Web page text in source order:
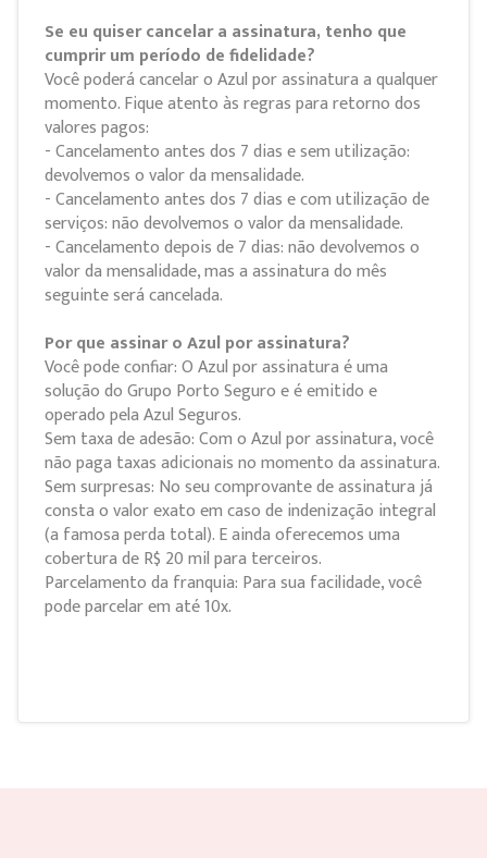
Se eu quiser cancelar a assinatura, tenho que
cumprir um período de fidelidade?
Você poderá cancelar o Azul por assinatura a qualquer
momento. Fique atento às regras para retorno dos
valores pagos:
- Cancelamento antes dos 7 dias e sem utilização:
devolvemos o valor da mensalidade.
- Cancelamento antes dos 7 dias e com utilização de
serviços: não devolvemos o valor da mensalidade.
- Cancelamento depois de 7 dias: não devolvemos o
valor da mensalidade, mas a assinatura do mês
seguinte será cancelada.
Por que assinar o Azul por assinatura?
Você pode confiar: O Azul por assinatura é uma
solução do Grupo Porto Seguro e é emitido e
operado pela Azul Seguros.
Sem taxa de adesão: Com o Azul por assinatura, você
não paga taxas adicionais no momento da assinatura.
Sem surpresas: No seu comprovante de assinatura já
consta o valor exato em caso de indenização integral
(a famosa perda total). E ainda oferecemos uma
cobertura de R$ 20 mil para terceiros.
Parcelamento da franquia: Para sua facilidade, você
pode parcelar em até 10x.